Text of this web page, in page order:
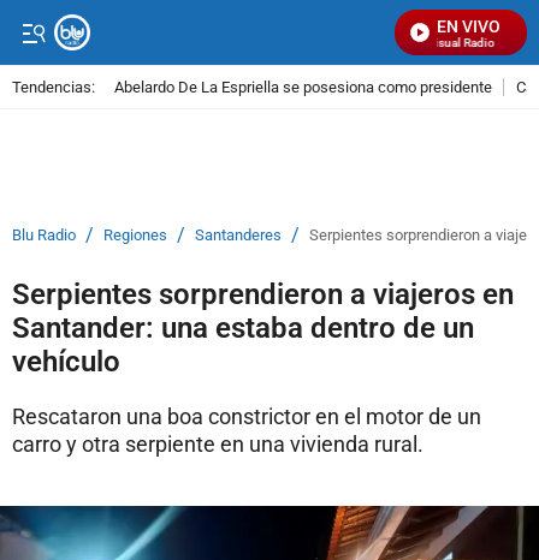
EN VIVO
Señal Visual Radio
Tendencias: Abelardo De La Espriella se posesiona como presidente
Blu Radio / Regiones / Santanderes / Serpientes sorprendieron a
Serpientes sorprendieron a viajeros en
Santander: una estaba dentro de un
vehículo
Rescataron una boa constrictor en el motor de un
carro y otra serpiente en una vivienda rural.